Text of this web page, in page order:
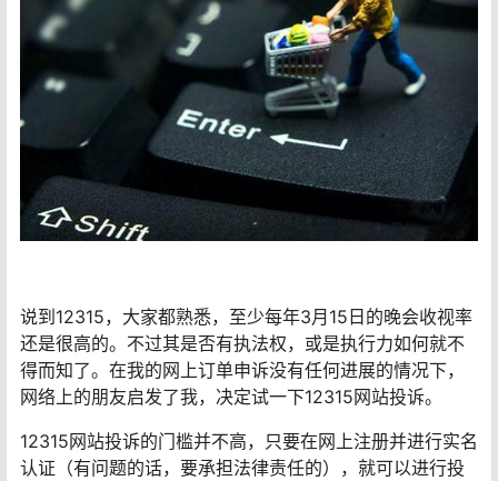
说到12315，大家都熟悉，至少每年3月15日的晚会收视率
还是很高的。不过其是否有执法权，或是执行力如何就不
得而知了。在我的网上订单申诉没有任何进展的情况下，
网络上的朋友启发了我，决定试一下12315网站投诉。
12315网站投诉的门槛并不高，只要在网上注册并进行实名
认证（有问题的话，要承担法律责任的），就可以进行投